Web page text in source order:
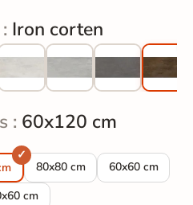
Iron corten
: 60x120 cm
corten 120*120 cm
80x80 cm
Carrelage sol effet métal Iron
60x60 cm
Carrelage sol
cm sol effet métal Iron corten